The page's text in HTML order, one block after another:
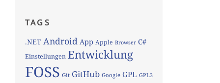
TAGS
.NET Android App Apple Browser C#
Einstellungen Entwicklung
FOSS Git GitHub Google GPL GPL3